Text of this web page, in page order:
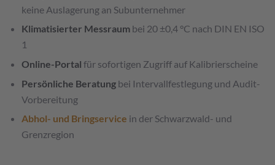
keine Auslagerung an Subunternehmer
Klimatisierter Messraum bei 20 ±0,4 °C nach DIN EN ISO
1
Online-Portal für sofortigen Zugriff auf Kalibrierscheine
Persönliche Beratung bei Intervallfestlegung und Audit-
Vorbereitung
Abhol- und Bringservice in der Schwarzwald- und
Grenzregion